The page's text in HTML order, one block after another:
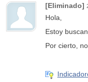
[Eliminado]
Hola,
Estoy
Por cierto,